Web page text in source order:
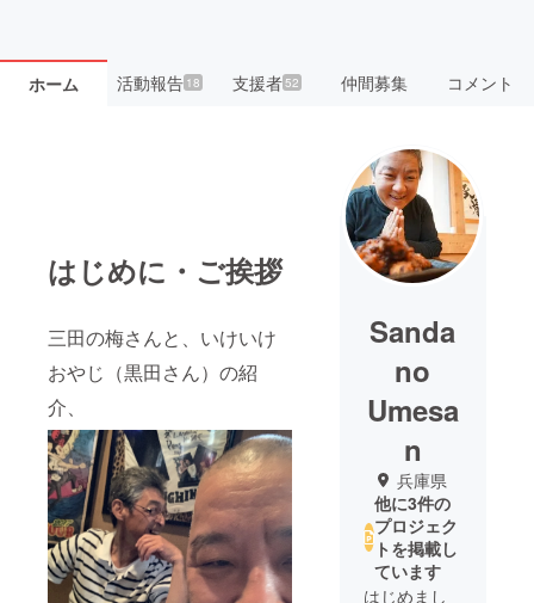
ホーム 活動報告18 支援者52 仲間募集 コメント
はじめに・ご挨拶
三田の梅さんと、いけいけ
おやじ（黒田さん）の紹
介、
Sanda
no
Umesa
n
兵庫県
他に3件の
プロジェク
トを掲載し
ています
はじめまし